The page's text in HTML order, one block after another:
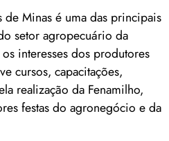
de Minas é uma das principais
setor agropecuário da
interesses dos produtores
cursos, capacitações,
realização da Fenamilho,
festas do agronegócio e da